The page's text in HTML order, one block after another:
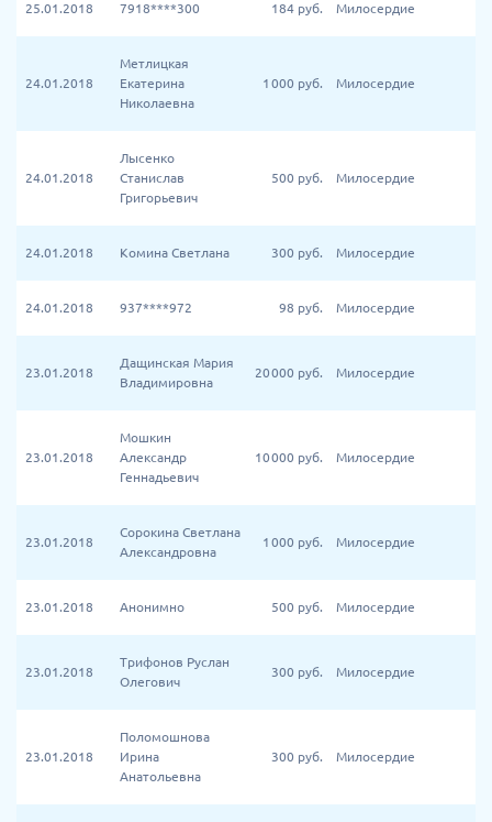
25.01.2018 7918****300 184 руб. Милосердие
24.01.2018
Метлицкая
Екатерина
Николаевна
1 000 руб. Милосердие
24.01.2018
Лысенко
Станислав
Григорьевич
500 руб. Милосердие
24.01.2018 Комина Светлана 300 руб. Милосердие
24.01.2018 937****972 98 руб. Милосердие
23.01.2018
Дащинская Мария
Владимировна
20 000 руб. Милосердие
23.01.2018
Мошкин
Александр
Геннадьевич
10 000 руб. Милосердие
23.01.2018
Сорокина Светлана
Александровна
1 000 руб. Милосердие
23.01.2018 Анонимно 500 руб. Милосердие
23.01.2018
Трифонов Руслан
Олегович
300 руб. Милосердие
23.01.2018
Поломошнова
Ирина
Анатольевна
300 руб. Милосердие